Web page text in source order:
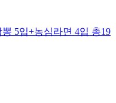
5입+농심라면 4입 총19